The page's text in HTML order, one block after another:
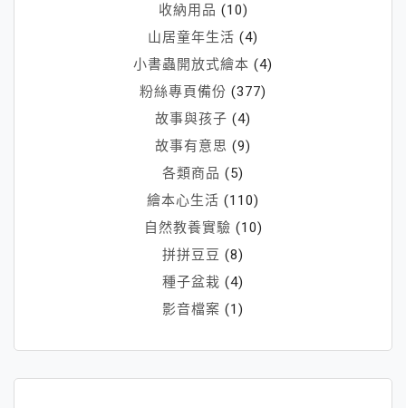
收納用品 (10)
山居童年生活 (4)
小書蟲開放式繪本 (4)
粉絲專頁備份 (377)
故事與孩子 (4)
故事有意思 (9)
各類商品 (5)
繪本心生活 (110)
自然教養實驗 (10)
拼拼豆豆 (8)
種子盆栽 (4)
影音檔案 (1)